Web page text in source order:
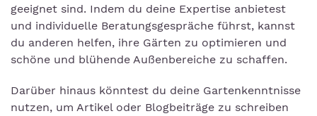
geeignet sind. Indem du deine Expertise anbietest
und individuelle Beratungsgespräche führst, kannst
du anderen helfen, ihre Gärten zu optimieren und
schöne und blühende Außenbereiche zu schaffen.
Darüber hinaus könntest du deine Gartenkenntnisse
nutzen, um Artikel oder Blogbeiträge zu schreiben